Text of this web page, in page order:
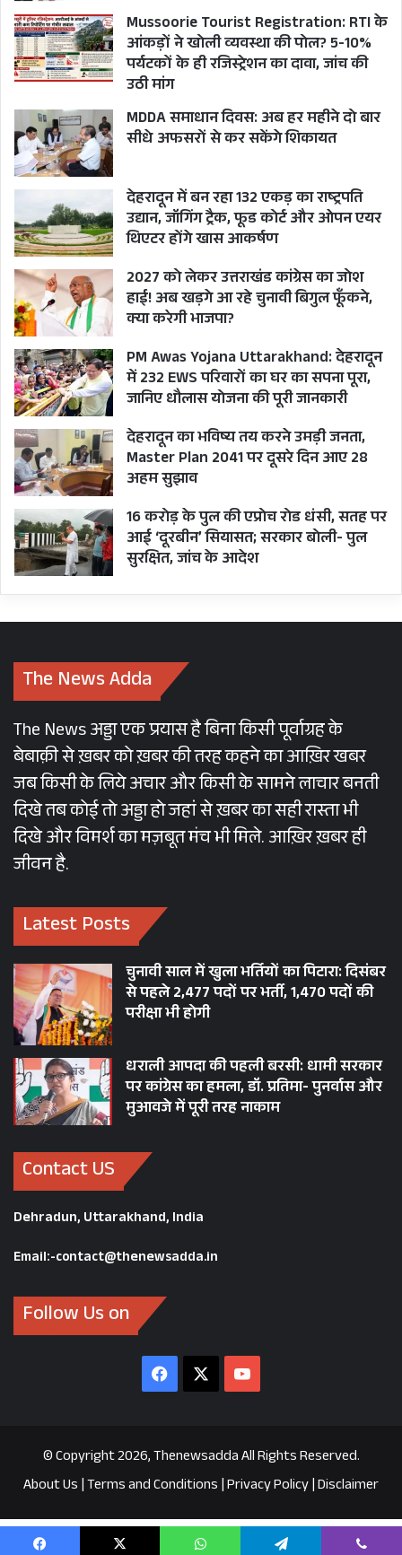
COVID DATA
Mussoorie Tourist Registration: RTI के
आंकड़ों ने खोली व्यवस्था की पोल? 5-10%
पर्यटकों के ही रजिस्ट्रेशन का दावा, जांच की
उठी मांग
MDDA समाधान दिवस: अब हर महीने दो बार
सीधे अफसरों से कर सकेंगे शिकायत
देहरादून में बन रहा 132 एकड़ का राष्ट्रपति
उद्यान, जॉगिंग ट्रैक, फूड कोर्ट और ओपन एयर
थिएटर होंगे खास आकर्षण
2027 को लेकर उत्तराखंड कांग्रेस का जोश
हाई! अब खड़गे आ रहे चुनावी बिगुल फूँकने,
क्या करेगी भाजपा?
PM Awas Yojana Uttarakhand: देहरादून
में 232 EWS परिवारों का घर का सपना पूरा,
जानिए धौलास योजना की पूरी जानकारी
देहरादून का भविष्य तय करने उमड़ी जनता,
Master Plan 2041 पर दूसरे दिन आए 28
अहम सुझाव
16 करोड़ के पुल की एप्रोच रोड धंसी, सतह पर
आई ‘दूरबीन’ सियासत; सरकार बोली- पुल
सुरक्षित, जांच के आदेश
The News Adda
The News अड्डा एक प्रयास है बिना किसी पूर्वाग्रह के
बेबाक़ी से ख़बर को ख़बर की तरह कहने का आख़िर खबर
जब किसी के लिये अचार और किसी के सामने लाचार बनती
दिखे तब कोई तो अड्डा हो जहां से ख़बर का सही रास्ता भी
दिखे और विमर्श का मज़बूत मंच भी मिले. आख़िर ख़बर ही
जीवन है.
Latest Posts
चुनावी साल में खुला भर्तियों का पिटारा: दिसंबर
से पहले 2,477 पदों पर भर्ती, 1,470 पदों की
परीक्षा भी होगी
धराली आपदा की पहली बरसी: धामी सरकार
पर कांग्रेस का हमला, डॉ. प्रतिमा- पुनर्वास और
मुआवजे में पूरी तरह नाकाम
Contact US
Dehradun, Uttarakhand, India
Email:-contact@thenewsadda.in
Follow Us on
Facebook YouTube
© Copyright 2026, Thenewsadda All Rights Reserved.
About Us|Terms and Conditions|Privacy Policy|Disclaimer